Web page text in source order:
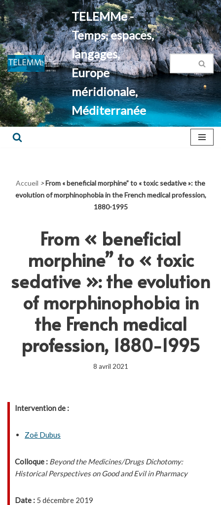
Aller
au
contenu
TELEMMe -
Temps, espaces,
langages,
Europe
méridionale,
Méditerranée
Accueil >From « beneficial morphine” to « toxic sedative »: the
evolution of morphinophobia in the French medical profession,
1880-1995
From « beneficial
morphine” to « toxic
sedative »: the evolution
of morphinophobia in
the French medical
profession, 1880-1995
8 avril 2021
Intervention de :
Zoë Dubus
Colloque : Beyond the Medicines/Drugs Dichotomy:
Historical Perspectives on Good and Evil in Pharmacy
Date : 5 décembre 2019